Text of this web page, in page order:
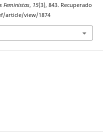
Feministas, 15(3), 843. Recuperado
article/view/1874